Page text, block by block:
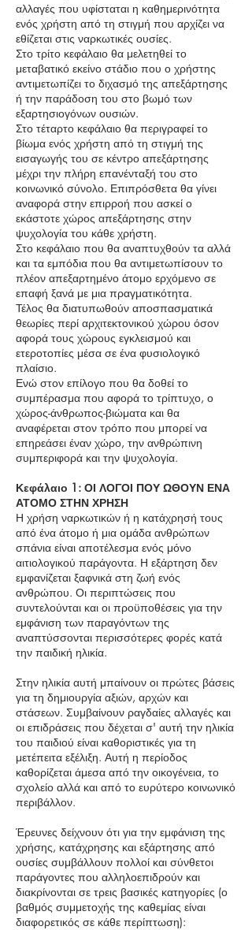
αλλαγές που υφίσταται η καθημερινότητα
ενός χρήστη από τη στιγμή που αρχίζει να
εθίζεται στις ναρκωτικές ουσίες.
Στο τρίτο κεφάλαιο θα μελετηθεί το
μεταβατικό εκείνο στάδιο που ο χρήστης
αντιμετωπίζει το διχασμό της απεξάρτησης
ή την παράδοση του στο βωμό των
εξαρτησιογόνων ουσιών.
Στο τέταρτο κεφάλαιο θα περιγραφεί το
βίωμα ενός χρήστη από τη στιγμή της
εισαγωγής του σε κέντρο απεξάρτησης
μέχρι την πλήρη επανένταξή του στο
κοινωνικό σύνολο. Επιπρόσθετα θα γίνει
αναφορά στην επιρροή που ασκεί ο
εκάστοτε χώρος απεξάρτησης στην
ψυχολογία του κάθε χρήστη.
Στο κεφάλαιο που θα αναπτυχθούν τα αλλά
και τα εμπόδια που θα αντιμετωπίσουν το
πλέον απεξαρτημένο άτομο ερχόμενο σε
επαφή ξανά με μια πραγματικότητα.
Τέλος θα διατυπωθούν αποσπασματικά
θεωρίες περί αρχιτεκτονικού χώρου όσον
αφορά τους χώρους εγκλεισμού και
ετεροτοπίες μέσα σε ένα φυσιολογικό
πλαίσιο.
Ενώ στον επίλογο που θα δοθεί το
συμπέρασμα που αφορά το τρίπτυχο, ο
χώρος-άνθρωπος-βιώματα και θα
αναφέρεται στον τρόπο που μπορεί να
επηρεάσει έναν χώρο, την ανθρώπινη
συμπεριφορά και την ψυχολογία.
Κεφάλαιο 1: ΟΙ ΛΟΓΟΙ ΠΟΥ ΩΘΟΥΝ ΕΝΑ
ΑΤΟΜΟ ΣΤΗΝ ΧΡΗΣΗ
Η χρήση ναρκωτικών ή η κατάχρησή τους
από ένα άτομο ή μια ομάδα ανθρώπων
σπάνια είναι αποτέλεσμα ενός μόνο
αιτιολογικού παράγοντα. Η εξάρτηση δεν
εμφανίζεται ξαφνικά στη ζωή ενός
ανθρώπου. Οι περιπτώσεις που
συντελούνται και οι προϋποθέσεις για την
εμφάνιση των παραγόντων της
αναπτύσσονται περισσότερες φορές κατά
την παιδική ηλικία.
Στην ηλικία αυτή μπαίνουν οι πρώτες βάσεις
για τη δημιουργία αξιών, αρχών και
στάσεων. Συμβαίνουν ραγδαίες αλλαγές και
οι επιδράσεις που δέχεται σ' αυτή την ηλικία
του παιδιού είναι καθοριστικές για τη
μετέπειτα εξέλιξη. Αυτή η περίοδος
καθορίζεται άμεσα από την οικογένεια, το
σχολείο αλλά και από το ευρύτερο κοινωνικό
περιβάλλον.
Έρευνες δείχνουν ότι για την εμφάνιση της
χρήσης, κατάχρησης και εξάρτησης από
ουσίες συμβάλλουν πολλοί και σύνθετοι
παράγοντες που αλληλοεπιδρούν και
διακρίνονται σε τρεις βασικές κατηγορίες (ο
βαθμός συμμετοχής της καθεμίας είναι
διαφορετικός σε κάθε περίπτωση):